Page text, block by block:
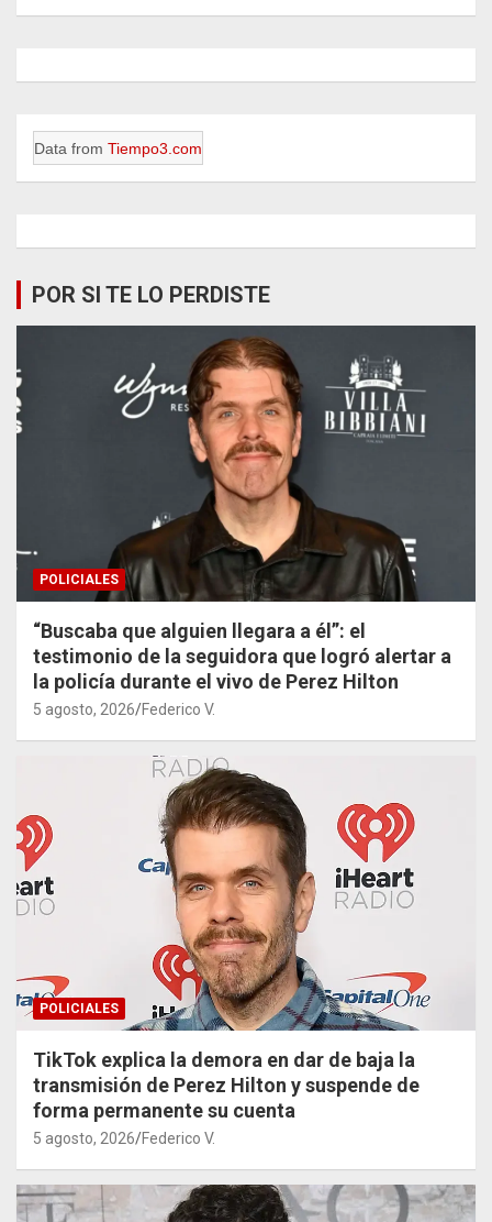
Data from Tiempo3.com
POR SI TE LO PERDISTE
POLICIALES
“Buscaba que alguien llegara a él”: el
testimonio de la seguidora que logró alertar a
la policía durante el vivo de Perez Hilton
5 agosto, 2026 Federico V.
POLICIALES
TikTok explica la demora en dar de baja la
transmisión de Perez Hilton y suspende de
forma permanente su cuenta
5 agosto, 2026 Federico V.